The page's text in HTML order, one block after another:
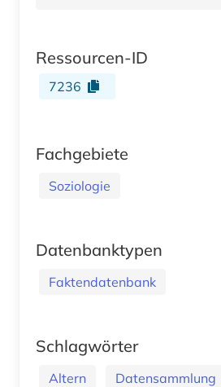
Ressourcen-ID
7236
Fachgebiete
Soziologie
Datenbanktypen
Faktendatenbank
Schlagwörter
Altern Datensammlung